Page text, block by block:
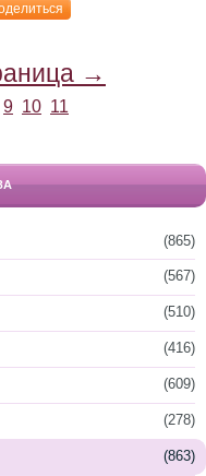
→
9 10 11
(865)
(567)
(510)
(416)
(609)
(278)
(863)